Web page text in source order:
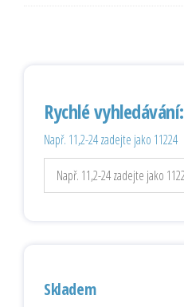
Rychlé vyhledávání:
Např. 11,2-24 zadejte jako 11224
Skladem